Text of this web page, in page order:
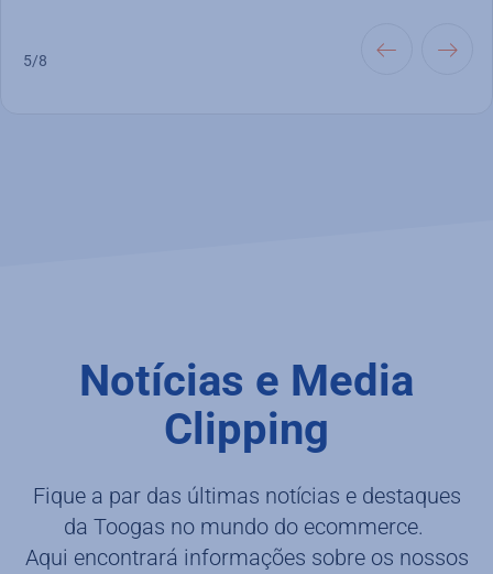
5/8
Notícias e Media
Clipping
Fique a par das últimas notícias e destaques
da Toogas no mundo do ecommerce.
Aqui encontrará informações sobre os nossos